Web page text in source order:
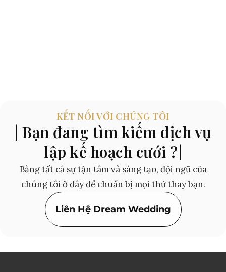
KẾT NỐI VỚI CHÚNG TÔI
| Bạn đang tìm kiếm dịch vụ
lập kế hoạch cưới ?|
Bằng tất cả sự tận tâm và sáng tạo, đội ngũ của
chúng tôi ở đây để chuẩn bị mọi thứ thay bạn.
Liên Hệ Dream Wedding